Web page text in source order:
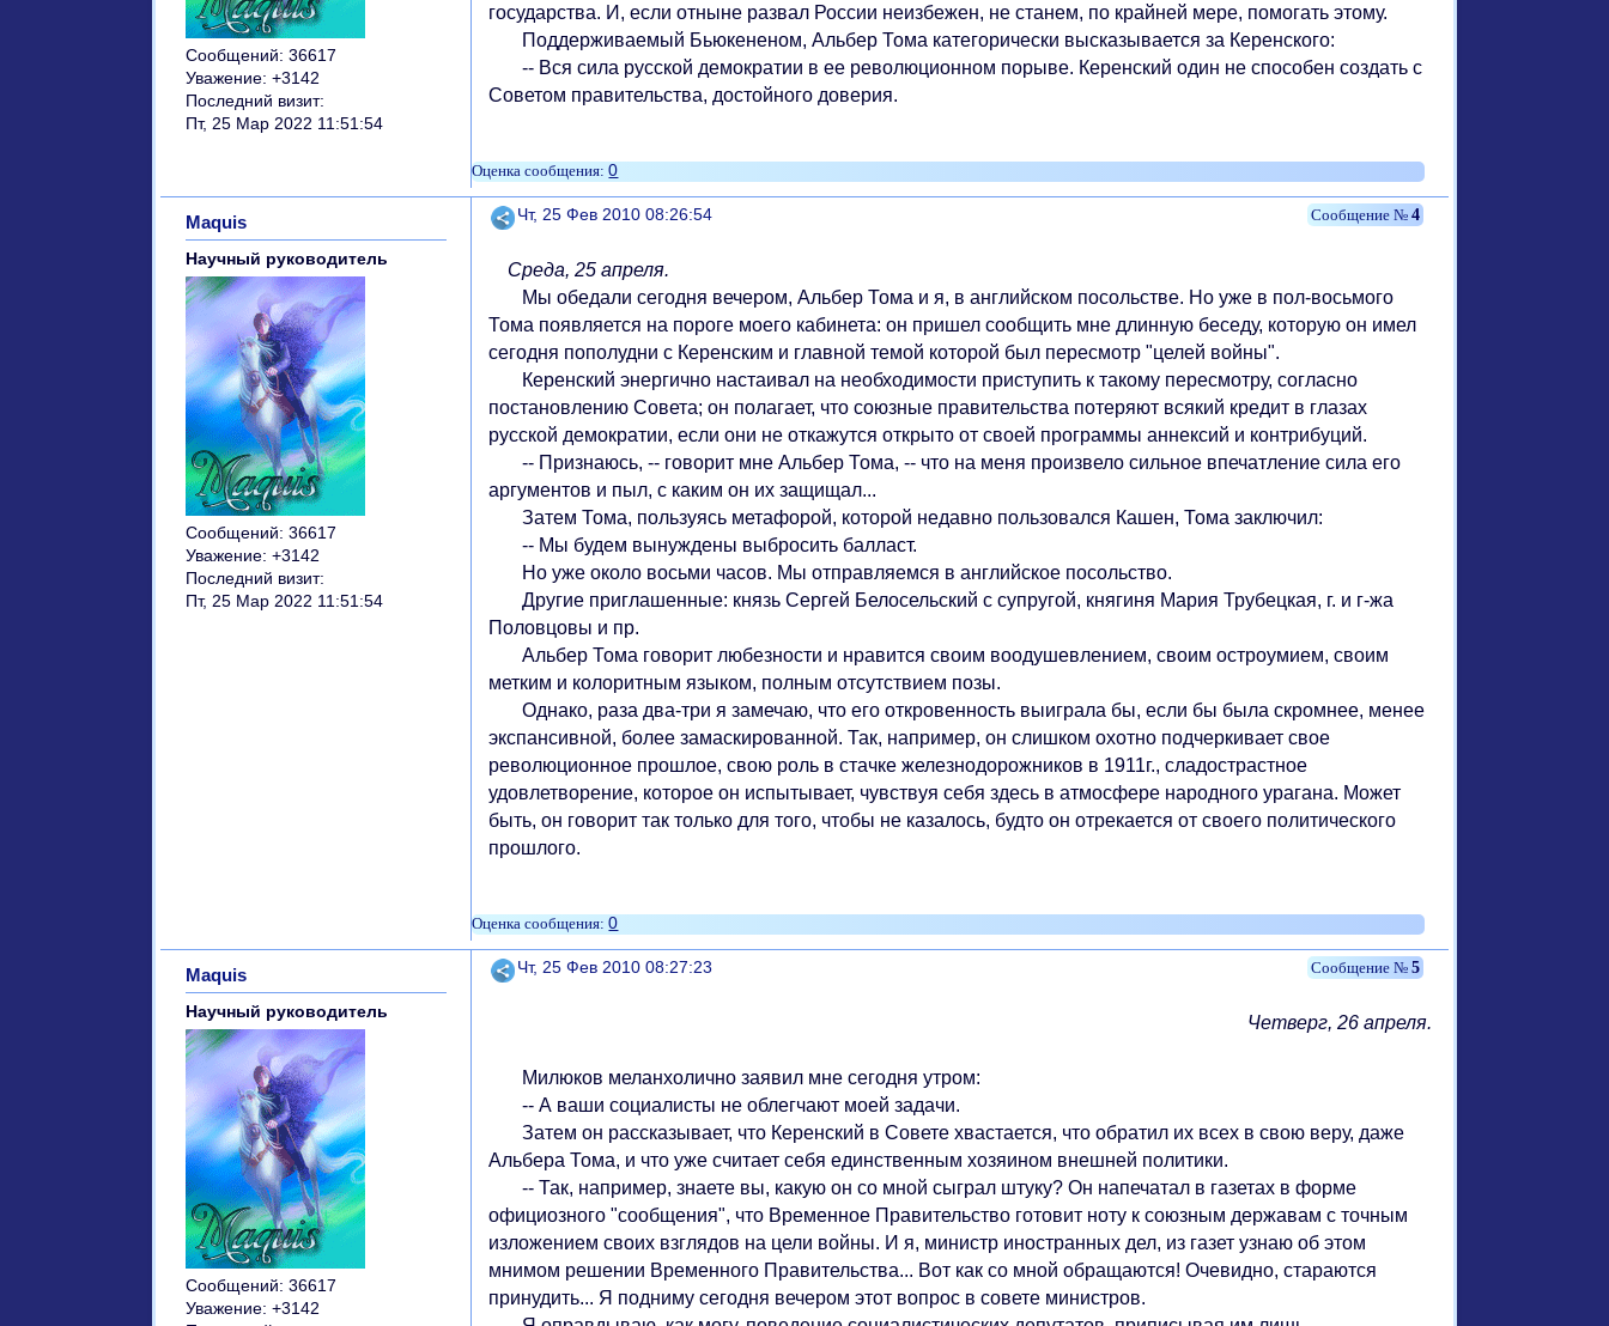
Сообщений: 36617
Уважение: +3142
Последний визит:
Пт, 25 Мар 2022 11:51:54
государства. И, если отныне развал России неизбежен, не станем, по крайней мере, помогать этому.
Поддерживаемый Бьюкененом, Альбер Тома категорически высказывается за Керенского:
-- Вся сила русской демократии в ее революционном порыве. Керенский один не способен создать с
Советом правительства, достойного доверия.
0
Поделиться 4
Чт, 25 Фев 2010 08:26:54
Maquis
Научный руководитель
Сообщений: 36617
Уважение: +3142
Последний визит:
Пт, 25 Мар 2022 11:51:54
Среда, 25 апреля.
Мы обедали сегодня вечером, Альбер Тома и я, в английском посольстве. Но уже в пол-восьмого
Тома появляется на пороге моего кабинета: он пришел сообщить мне длинную беседу, которую он имел
сегодня пополудни с Керенским и главной темой которой был пересмотр "целей войны".
Керенский энергично настаивал на необходимости приступить к такому пересмотру, согласно
постановлению Совета; он полагает, что союзные правительства потеряют всякий кредит в глазах
русской демократии, если они не откажутся открыто от своей программы аннексий и контрибуций.
-- Признаюсь, -- говорит мне Альбер Тома, -- что на меня произвело сильное впечатление сила его
аргументов и пыл, с каким он их защищал...
Затем Тома, пользуясь метафорой, которой недавно пользовался Кашен, Тома заключил:
-- Мы будем вынуждены выбросить балласт.
Но уже около восьми часов. Мы отправляемся в английское посольство.
Другие приглашенные: князь Сергей Белосельский с супругой, княгиня Мария Трубецкая, г. и г-жа
Половцовы и пр.
Альбер Тома говорит любезности и нравится своим воодушевлением, своим остроумием, своим
метким и колоритным языком, полным отсутствием позы.
Однако, раза два-три я замечаю, что его откровенность выиграла бы, если бы была скромнее, менее
экспансивной, более замаскированной. Так, например, он слишком охотно подчеркивает свое
революционное прошлое, свою роль в стачке железнодорожников в 1911г., сладострастное
удовлетворение, которое он испытывает, чувствуя себя здесь в атмосфере народного урагана. Может
быть, он говорит так только для того, чтобы не казалось, будто он отрекается от своего политического
прошлого.
0
Поделиться 5
Чт, 25 Фев 2010 08:27:23
Maquis
Научный руководитель
Сообщений: 36617
Уважение: +3142
Четверг, 26 апреля.
Милюков меланхолично заявил мне сегодня утром:
-- А ваши социалисты не облегчают моей задачи.
Затем он рассказывает, что Керенский в Совете хвастается, что обратил их всех в свою веру, даже
Альбера Тома, и что уже считает себя единственным хозяином внешней политики.
-- Так, например, знаете вы, какую он со мной сыграл штуку? Он напечатал в газетах в форме
официозного "сообщения", что Временное Правительство готовит ноту к союзным державам с точным
изложением своих взглядов на цели войны. И я, министр иностранных дел, из газет узнаю об этом
мнимом решении Временного Правительства... Вот как со мной обращаются! Очевидно, стараются
принудить... Я подниму сегодня вечером этот вопрос в совете министров.